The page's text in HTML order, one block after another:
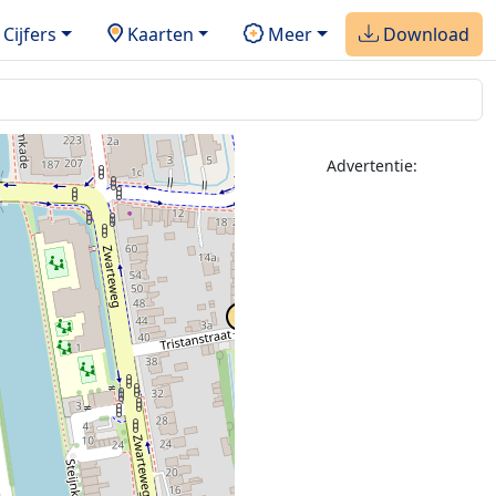
Cijfers Kaarten Meer Download
Advertentie: